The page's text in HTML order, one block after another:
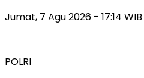
Jumat, 7 Agu 2026 - 17:14 WIB
POLRI